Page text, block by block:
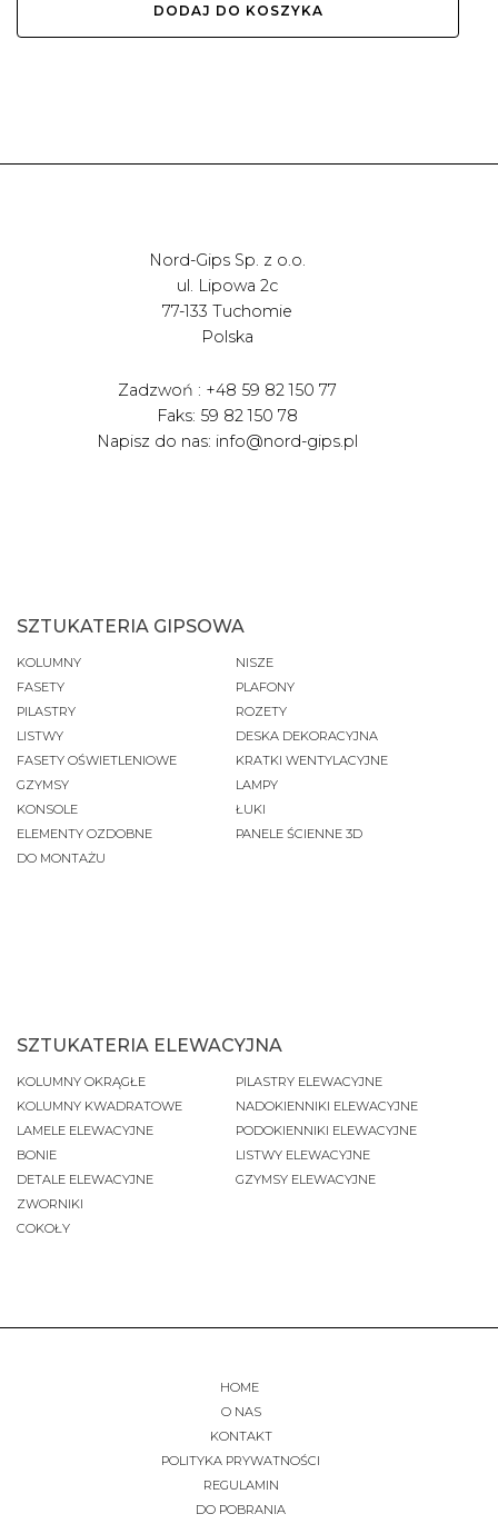
DODAJ DO KOSZYKA
Nord-Gips Sp. z o.o.
ul. Lipowa 2c
77-133 Tuchomie
Polska
Zadzwoń : +48 59 82 150 77
Faks: 59 82 150 78
Napisz do nas: info@nord-gips.pl
SZTUKATERIA GIPSOWA
KOLUMNY
FASETY
PILASTRY
LISTWY
FASETY OŚWIETLENIOWE
GZYMSY
KONSOLE
ELEMENTY OZDOBNE
DO MONTAŻU
NISZE
PLAFONY
ROZETY
DESKA DEKORACYJNA
KRATKI WENTYLACYJNE
LAMPY
ŁUKI
PANELE ŚCIENNE 3D
SZTUKATERIA ELEWACYJNA
KOLUMNY OKRĄGŁE
KOLUMNY KWADRATOWE
LAMELE ELEWACYJNE
BONIE
DETALE ELEWACYJNE
ZWORNIKI
COKOŁY
PILASTRY ELEWACYJNE
NADOKIENNIKI ELEWACYJNE
PODOKIENNIKI ELEWACYJNE
LISTWY ELEWACYJNE
GZYMSY ELEWACYJNE
HOME
O NAS
KONTAKT
POLITYKA PRYWATNOŚCI
REGULAMIN
DO POBRANIA